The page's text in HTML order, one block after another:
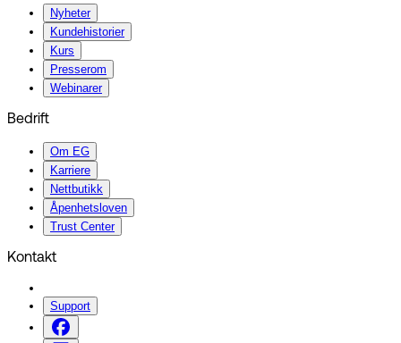
Nyheter
Kundehistorier
Kurs
Presserom
Webinarer
Bedrift
Om EG
Karriere
Nettbutikk
Åpenhetsloven
Trust Center
Kontakt
Support